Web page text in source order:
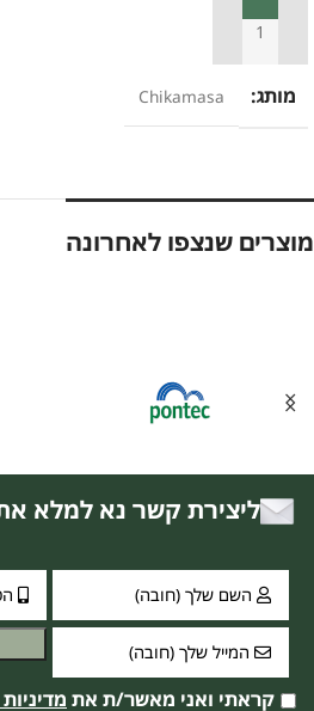
הוספה לסל
מותג Chikamasa
מוצרים שנצפו לאחרונה
ליצירת קשר נא למלא
קראתי ואני מאשר/ת את